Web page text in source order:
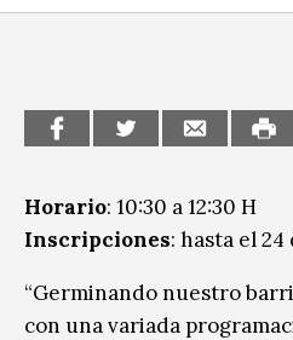
Letras
Patrimonio
Horario: 10:30 a 12:30 H
Inscripciones: hasta el 24
“Germinando nuestro
con una variada